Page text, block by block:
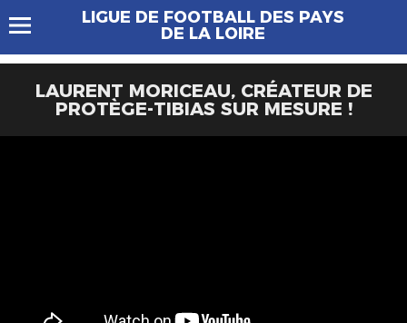
LIGUE DE FOOTBALL DES PAYS
DE LA LOIRE
LAURENT MORICEAU, CRÉATEUR DE
PROTÈGE-TIBIAS SUR MESURE !